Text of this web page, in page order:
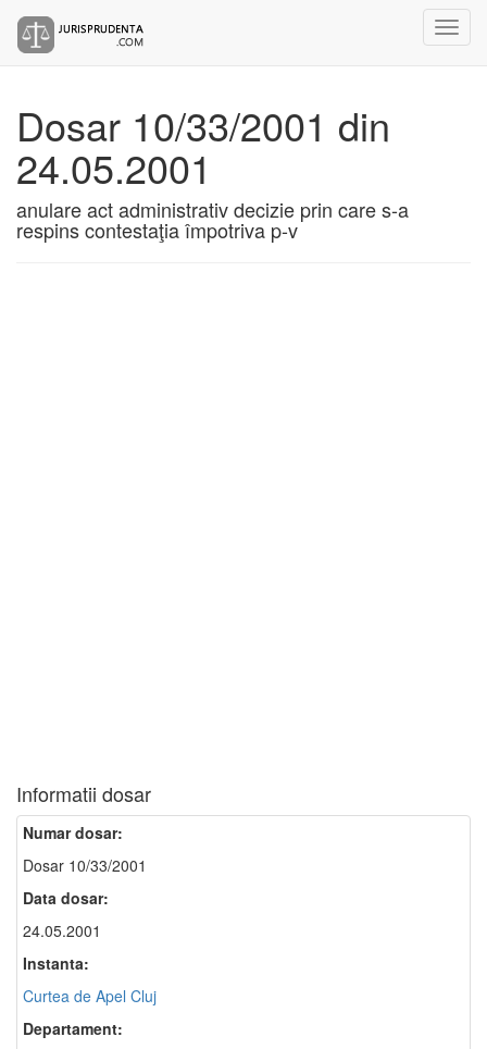
Dosar 10/33/2001 din
24.05.2001
anulare act administrativ decizie prin care s-a
respins contestaţia împotriva p-v
Informatii dosar
Numar dosar:
Dosar 10/33/2001
Data dosar:
24.05.2001
Instanta:
Curtea de Apel Cluj
Departament: